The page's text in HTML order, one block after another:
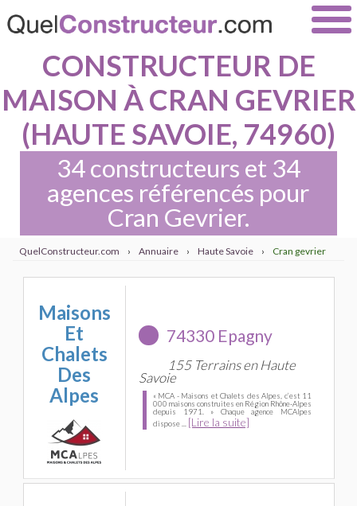
CONSTRUCTEUR DE
MAISON À CRAN GEVRIER
(HAUTE SAVOIE, 74960)
34 constructeurs et 34
agences référencés pour
Cran Gevrier.
QuelConstructeur.com › Annuaire › Haute Savoie › Cran gevrier
Maisons
Et
Chalets
Des
Alpes
74330 Epagny
155 Terrains en Haute
Savoie
« MCA - Maisons et Chalets des Alpes, c’est 11
000 maisons construites en Région Rhône-Alpes
depuis 1971. » Chaque agence MCAlpes
dispose ... [Lire la suite]